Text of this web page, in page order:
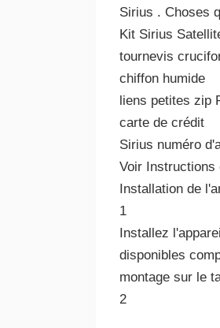
Sirius . Choses
Kit Sirius
tournevis
chiffon humide
liens petites zip
carte de crédit
Sirius numéro
Voir Instructions
Installation de
1
Installez
disponibles
montage sur le
2